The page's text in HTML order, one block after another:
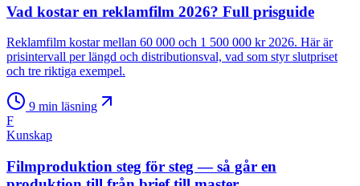
Vad kostar en reklamfilm 2026? Full prisguide
Reklamfilm kostar mellan 60 000 och 1 500 000 kr 2026. Här är
prisintervall per längd och distributionsval, vad som styr slutpriset
och tre riktiga exempel.
9 min läsning
F
Kunskap
Filmproduktion steg för steg — så går en